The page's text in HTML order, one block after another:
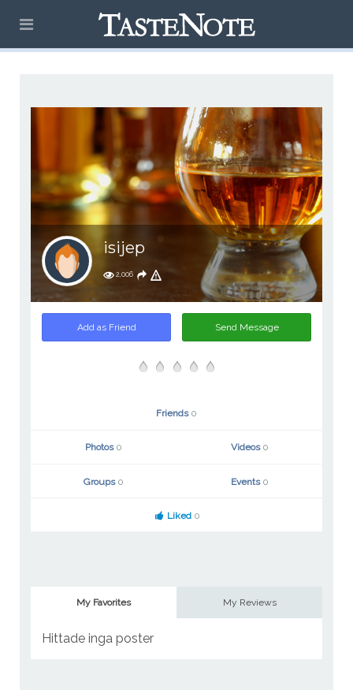
isijep
2,006
Add as Friend Send Message
Friends 0
Photos 0 Videos 0
Groups 0 Events 0
Liked 0
My Favorites My Reviews
Hittade inga poster